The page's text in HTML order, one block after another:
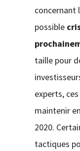
concernant
possible
taille pour
experts,
maintenir
2020.
tactiques